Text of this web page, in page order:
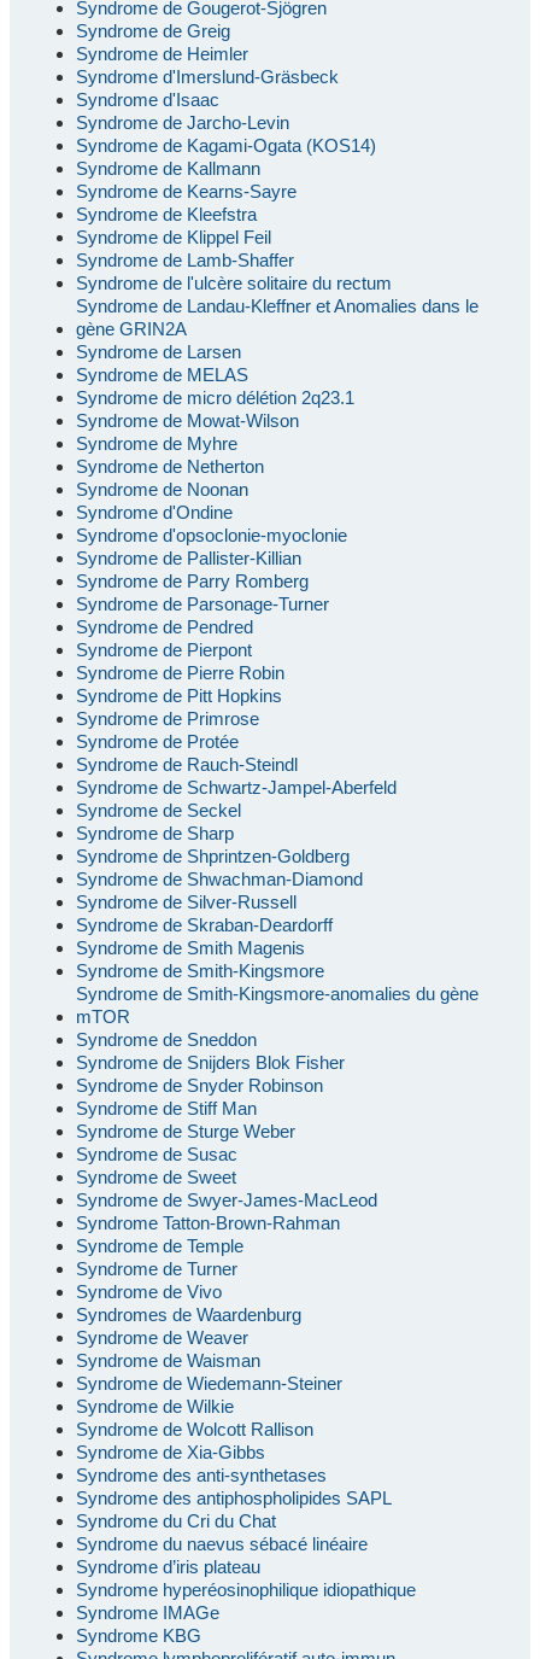
Syndrome de Gougerot-Sjögren
Syndrome de Greig
Syndrome de Heimler
Syndrome d'Imerslund-Gräsbeck
Syndrome d'Isaac
Syndrome de Jarcho-Levin
Syndrome de Kagami-Ogata (KOS14)
Syndrome de Kallmann
Syndrome de Kearns-Sayre
Syndrome de Kleefstra
Syndrome de Klippel Feil
Syndrome de Lamb-Shaffer
Syndrome de l'ulcère solitaire du rectum
Syndrome de Landau-Kleffner et Anomalies dans le
gène GRIN2A
Syndrome de Larsen
Syndrome de MELAS
Syndrome de micro délétion 2q23.1
Syndrome de Mowat-Wilson
Syndrome de Myhre
Syndrome de Netherton
Syndrome de Noonan
Syndrome d'Ondine
Syndrome d'opsoclonie-myoclonie
Syndrome de Pallister-Killian
Syndrome de Parry Romberg
Syndrome de Parsonage-Turner
Syndrome de Pendred
Syndrome de Pierpont
Syndrome de Pierre Robin
Syndrome de Pitt Hopkins
Syndrome de Primrose
Syndrome de Protée
Syndrome de Rauch-Steindl
Syndrome de Schwartz-Jampel-Aberfeld
Syndrome de Seckel
Syndrome de Sharp
Syndrome de Shprintzen-Goldberg
Syndrome de Shwachman-Diamond
Syndrome de Silver-Russell
Syndrome de Skraban-Deardorff
Syndrome de Smith Magenis
Syndrome de Smith-Kingsmore
Syndrome de Smith-Kingsmore-anomalies du gène
mTOR
Syndrome de Sneddon
Syndrome de Snijders Blok Fisher
Syndrome de Snyder Robinson
Syndrome de Stiff Man
Syndrome de Sturge Weber
Syndrome de Susac
Syndrome de Sweet
Syndrome de Swyer-James-MacLeod
Syndrome Tatton-Brown-Rahman
Syndrome de Temple
Syndrome de Turner
Syndrome de Vivo
Syndromes de Waardenburg
Syndrome de Weaver
Syndrome de Waisman
Syndrome de Wiedemann-Steiner
Syndrome de Wilkie
Syndrome de Wolcott Rallison
Syndrome de Xia-Gibbs
Syndrome des anti-synthetases
Syndrome des antiphospholipides SAPL
Syndrome du Cri du Chat
Syndrome du naevus sébacé linéaire
Syndrome d’iris plateau
Syndrome hyperéosinophilique idiopathique
Syndrome IMAGe
Syndrome KBG